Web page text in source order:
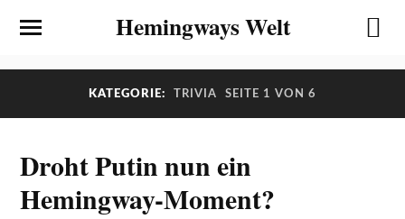
Hemingways Welt
KATEGORIE: TRIVIA SEITE 1 VON 6
Droht Putin nun ein
Hemingway-Moment?